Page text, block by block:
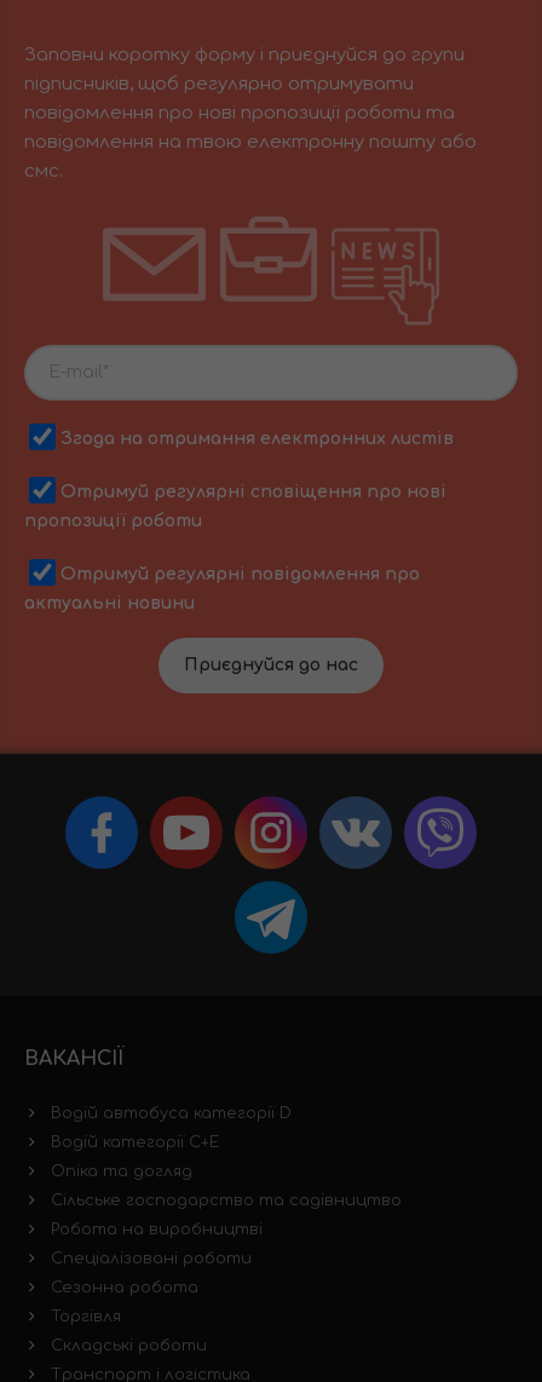
Заповни коротку форму і приєднуйся до групи
підписників, щоб регулярно отримувати
повідомлення про нові пропозиції роботи та
повідомлення на твою електронну пошту або
смс.
Згода на отримання електронних листів
Отримуй регулярні сповіщення про нові
пропозиції роботи
Отримуй регулярні повідомлення про
актуальні новини
Приєднуйся до нас
ВАКАНСІЇ
Водій автобуса категорії D
Водій категорії C+E
Опіка та догляд
Сільське господарство та садівництво
Робота на виробництві
Спеціалізовані роботи
Сезонна робота
Торгівля
Складські роботи
Транспорт і логістика